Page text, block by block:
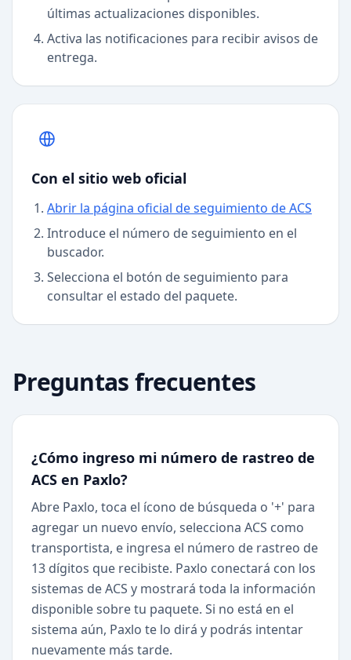
últimas actualizaciones disponibles.
Activa las notificaciones para recibir avisos de
entrega.
Con el sitio web oficial
Abrir la página oficial de seguimiento de ACS
Introduce el número de seguimiento en el
buscador.
Selecciona el botón de seguimiento para
consultar el estado del paquete.
Preguntas frecuentes
¿Cómo ingreso mi número de rastreo de
ACS en Paxlo?
Abre Paxlo, toca el ícono de búsqueda o '+' para
agregar un nuevo envío, selecciona ACS como
transportista, e ingresa el número de rastreo de
13 dígitos que recibiste. Paxlo conectará con los
sistemas de ACS y mostrará toda la información
disponible sobre tu paquete. Si no está en el
sistema aún, Paxlo te lo dirá y podrás intentar
nuevamente más tarde.